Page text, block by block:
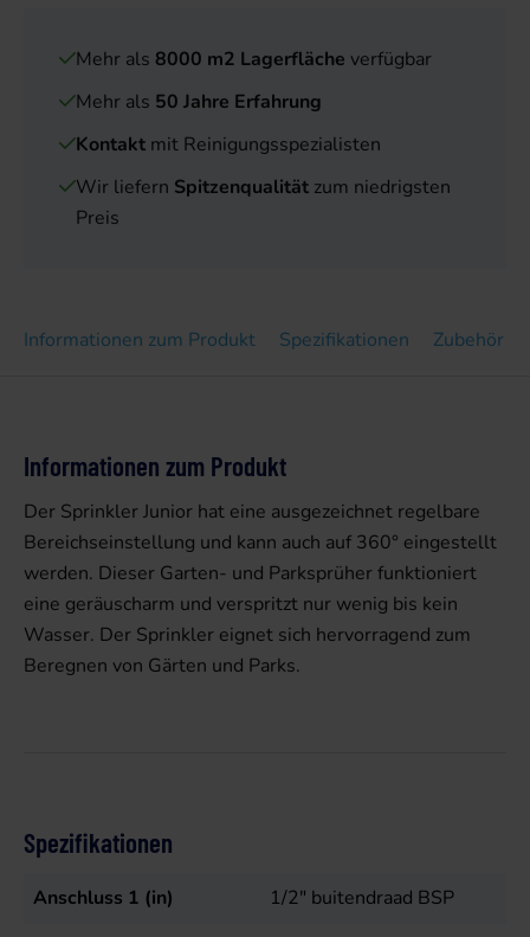
Mehr als 8000 m2 Lagerfläche verfügbar
Mehr als 50 Jahre Erfahrung
Kontakt mit Reinigungsspezialisten
Wir liefern Spitzenqualität zum niedrigsten
Preis
Informationen zum Produkt Spezifikationen Zubehör
Informationen zum Produkt
Der Sprinkler Junior hat eine ausgezeichnet regelbare
Bereichseinstellung und kann auch auf 360° eingestellt
werden. Dieser Garten- und Parksprüher funktioniert
eine geräuscharm und verspritzt nur wenig bis kein
Wasser. Der Sprinkler eignet sich hervorragend zum
Beregnen von Gärten und Parks.
Spezifikationen
Anschluss 1 (in)
1/2" buitendraad BSP